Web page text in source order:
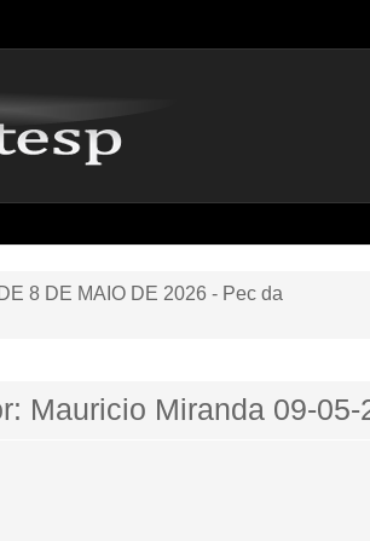
8 DE MAIO DE 2026 - Pec da
Mauricio Miranda 09-05-